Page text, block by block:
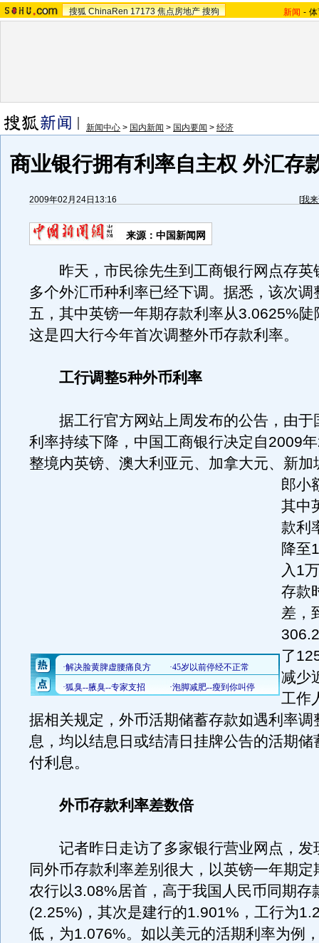
搜狐 ChinaRen 17173 焦点房地产 搜狗 新闻 -
新闻中心 > 国内新闻 > 国内要闻 > 经济
商业银行拥有利率自主权 外汇存
2009年02月24日13:16 [我
来源：中国新闻网
昨天，市民徐先生到工商银行网点存英
多个外汇币种利率已经下调。据悉，该次调
五，其中英镑一年期存款利率从3.0625%
这是四大行今年首次调整外币存款利率。
工行调整5种外币利率
据工行官方网站上周发布的公告，由于
利率持续下降，中国工商银行决定自2009
整境内英镑、澳大利亚元、加拿大元、新加
郎小
其中
款利
降至
入1
存款
差，
了
减少
工作
据相关规定，外币活期储蓄存款如遇利率调
息，均以结息日或结清日挂牌公告的活期储
付利息。
外币存款利率差数倍
记者昨日走访了多家银行营业网点，发
同外币存款利率差别很大，以英镑一年期定
农行以3.08%居首，高于我国人民币同期存
(2.25%)，其次是建行的1.901%，工行为
低，为1.076%。如以美元的活期利率为例